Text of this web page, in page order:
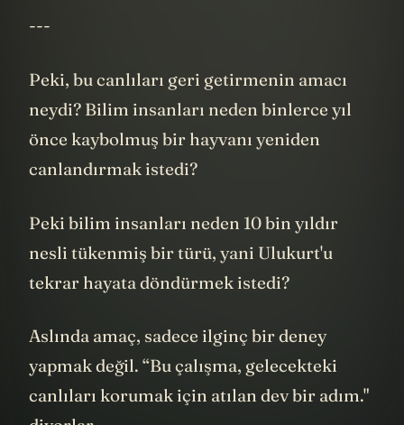
Peki, bu canlıları geri getirmenin amacı
neydi? Bilim insanları neden binlerce yıl
önce kaybolmuş bir hayvanı yeniden
Peki bilim insanları neden 10 bin yıldır
nesli tükenmiş bir türü, yani Ulukurt'u
Aslında amaç, sadece ilginç bir deney
yapmak değil. “Bu çalışma, gelecekteki
canlıları korumak için atılan dev bir adım."